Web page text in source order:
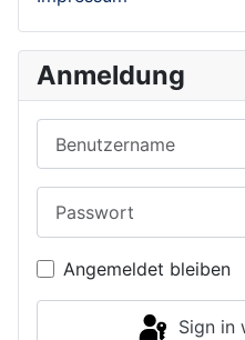
Anmeldung
Angemeldet bleiben
Sign in